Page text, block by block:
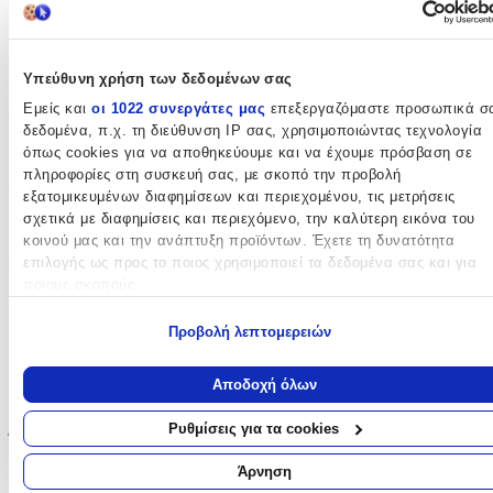
Υπεύθυνη χρήση των δεδομένων σας
Εμείς και οι 1022 συνεργάτες μας επεξεργαζόμαστε προσωπικά
δεδομένα, π.χ. τη διεύθυνση IP σας, χρησιμοποιώντας τεχνολογία
όπως cookies για να αποθηκεύουμε και να έχουμε πρόσβαση σε
πληροφορίες στη συσκευή σας, με σκοπό την προβολή
εξατομικευμένων διαφημίσεων και περιεχομένου, τις μετρήσεις
σχετικά με διαφημίσεις και περιεχόμενο, την καλύτερη εικόνα του
κοινού μας και την ανάπτυξη προϊόντων. Έχετε τη δυνατότητα
επιλογής ως προς το ποιος χρησιμοποιεί τα δεδομένα σας και για
Εάν μας επιτρέπετε, θα θέλαμε επίσης:
τοποθεσία, οι οποίες μπορεί να είναι ακριβείς σε απόσταση
Να αναγνωρίσουμε τη συσκευή σας σαρώνοντας ενεργά για
συγκεκριμένα χαρακτηριστικά (δακτυλικό αποτύπωμα)
Μάθετε περισσότερα σχετικά με τον τρόπο επεξεργασίας των
προσωπικών σας δεδομένων και καθορίστε τις προτιμήσεις σας
Προβολή λεπτομερειών
Αποδοχή όλων
Ρυθμίσεις για τα cookies
Άρνηση
Χρώμα:
Πολύχρωμο
Φύλο:
Αγόρι
Τύπος:
Πλάτης
Τάξη:
Έξτρα